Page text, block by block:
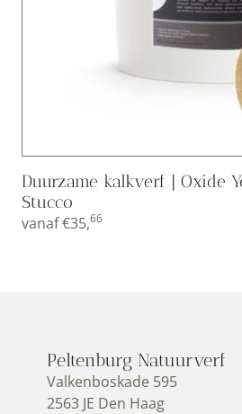
Duurzame kalkverf | Oxide
Stucco
vanaf€35,66
Peltenburg Natuurverf
Valkenboskade 595
2563 JE Den Haag